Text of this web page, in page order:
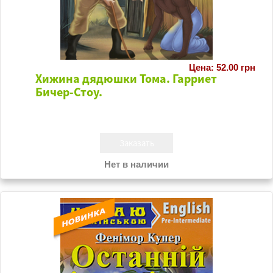
Хижина дядюшки Тома. Гарриет
Бичер-Стоу.
Цена: 52.00 грн
Нет в наличии